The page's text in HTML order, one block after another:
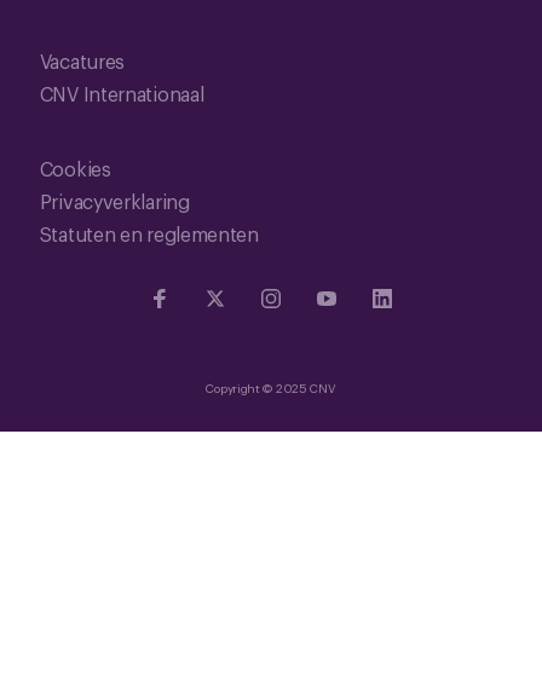
Vacatures
CNV Internationaal
Cookies
Privacyverklaring
Statuten en reglementen
Copyright © 2025 CNV